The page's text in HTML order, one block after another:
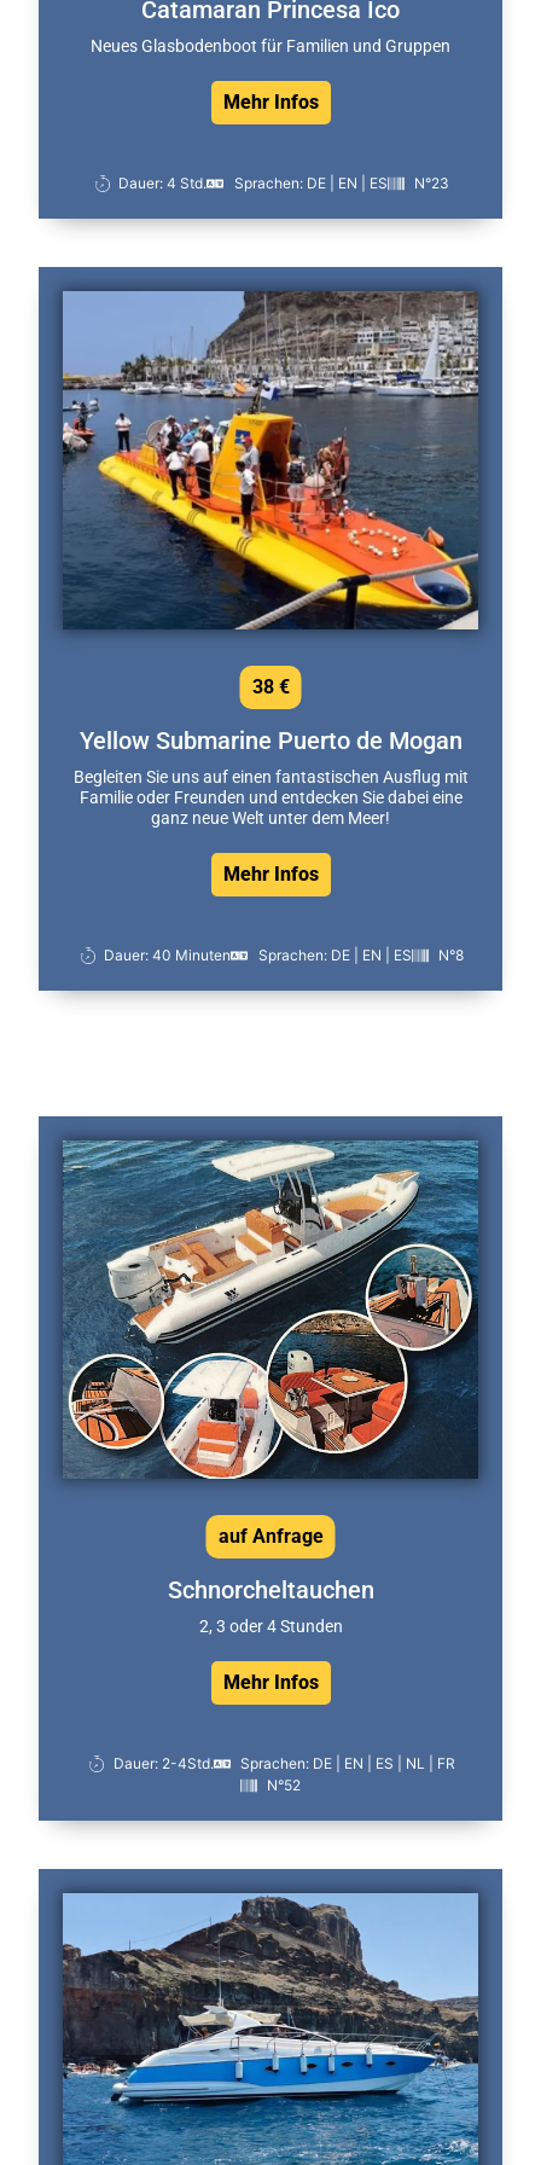
Catamaran Princesa Ico
Neues Glasbodenboot für Familien und Gruppen
Mehr Infos
Dauer: 4 Std. Sprachen: DE | EN | ES N°23
Yellow Submarine Puerto de Mogan
Begleiten Sie uns auf einen fantastischen Ausflug mit
Familie oder Freunden und entdecken Sie dabei eine
ganz neue Welt unter dem Meer!
Mehr Infos
38 €
Dauer: 40 Minuten Sprachen: DE | EN | ES N°8
Schnorcheltauchen
2, 3 oder 4 Stunden
Mehr Infos
auf Anfrage
Dauer: 2-4Std.
Sprachen: DE | EN | ES | NL | FR
N°52